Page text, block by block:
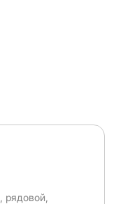
, рядовой,